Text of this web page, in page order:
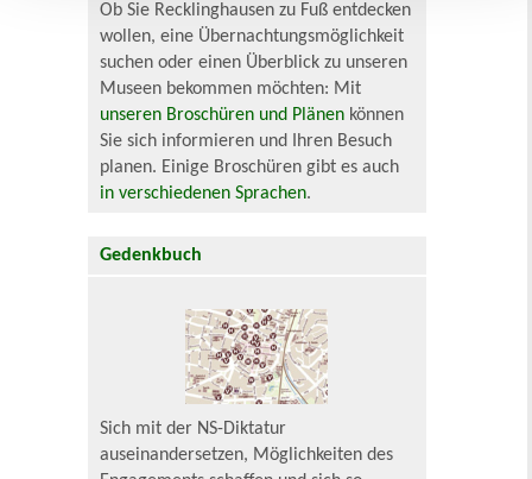
Ob Sie Recklinghausen zu Fuß entdecken
wollen, eine Übernachtungsmöglichkeit
suchen oder einen Überblick zu unseren
Museen bekommen möchten: Mit
unseren Broschüren und Plänen können
Sie sich informieren und Ihren Besuch
planen. Einige Broschüren gibt es auch
in verschiedenen Sprachen.
Gedenkbuch
Sich mit der NS-Diktatur
auseinandersetzen, Möglichkeiten des